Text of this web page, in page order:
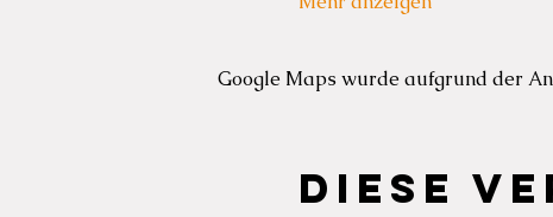
Google Maps wurde aufgrund der
Diese